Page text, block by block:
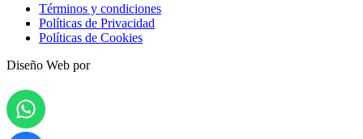
Términos y condiciones
Políticas de Privacidad
Políticas de Cookies
Diseño Web por